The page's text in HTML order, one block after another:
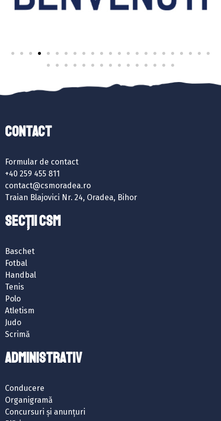
Contact
Formular de contact
+40 259 455 811
contact@csmoradea.ro
Traian Blajovici Nr. 24, Oradea, Bihor
SECȚII CSM
Baschet
Fotbal
Handbal
Tenis
Polo
Atletism
Judo
Scrimă
ADMINISTRATIV
Conducere
Organigramă
Concursuri și anunțuri